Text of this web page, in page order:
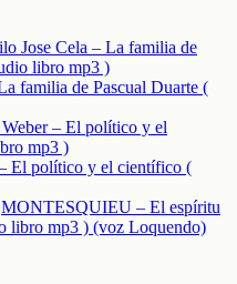
Jose Cela – La familia de
libro mp3 )
familia de Pascual Duarte (
– El político y el
mp3 )
El político y el científico (
MONTESQUIEU – El espíritu
libro mp3 ) (voz Loquendo)